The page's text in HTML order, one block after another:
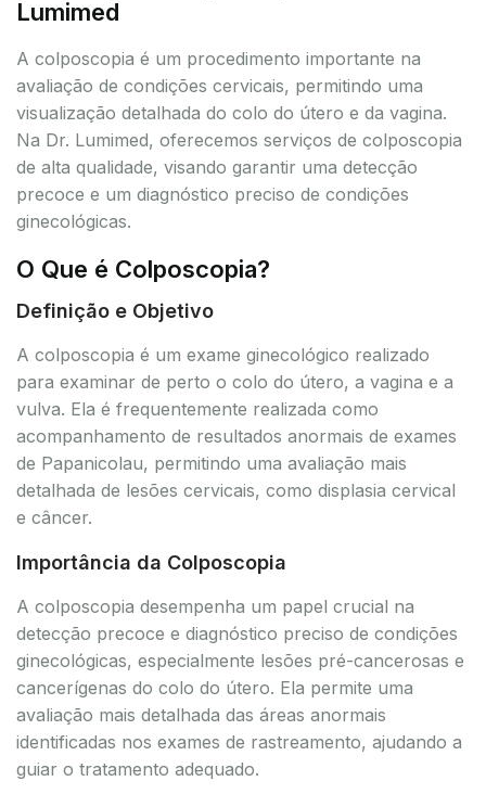
Lumimed
A colposcopia é um procedimento importante na
avaliação de condições cervicais, permitindo uma
visualização detalhada do colo do útero e da vagina.
Na Dr. Lumimed, oferecemos serviços de colposcopia
de alta qualidade, visando garantir uma detecção
precoce e um diagnóstico preciso de condições
ginecológicas.
O Que é Colposcopia?
Definição e Objetivo
A colposcopia é um exame ginecológico realizado
para examinar de perto o colo do útero, a vagina e a
vulva. Ela é frequentemente realizada como
acompanhamento de resultados anormais de exames
de Papanicolau, permitindo uma avaliação mais
detalhada de lesões cervicais, como displasia cervical
e câncer.
Importância da Colposcopia
A colposcopia desempenha um papel crucial na
detecção precoce e diagnóstico preciso de condições
ginecológicas, especialmente lesões pré-cancerosas e
cancerígenas do colo do útero. Ela permite uma
avaliação mais detalhada das áreas anormais
identificadas nos exames de rastreamento, ajudando a
guiar o tratamento adequado.